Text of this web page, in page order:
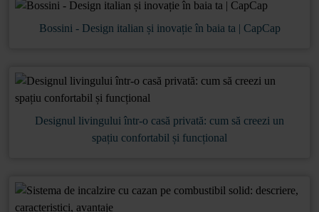
Bossini - Design italian și inovație în baia ta | CapCap
Designul livingului într-o casă privată: cum să creezi un
spațiu confortabil și funcțional